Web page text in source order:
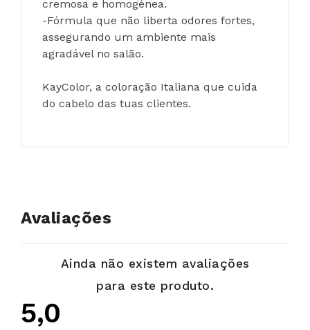
cremosa e homogénea.
-Fórmula que não liberta odores fortes,
assegurando um ambiente mais
agradável no salão.
KayColor, a coloração Italiana que cuida
do cabelo das tuas clientes.
Avaliações
Ainda não existem avaliações
para este produto.
5,0